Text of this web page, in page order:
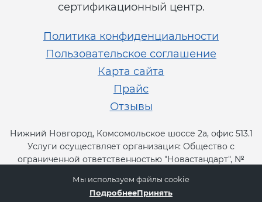
сертификационный центр.
Политика конфиденциальности
Пользовательское соглашение
Карта сайта
Прайс
Отзывы
Нижний Новгород, Комсомольское шоссе 2а, офис 513.1
Услуги осуществляет организация: Общество с
ограниченной ответственностью "Новастандарт", №
Мы используем файлы cookie
ПодробнееПринять